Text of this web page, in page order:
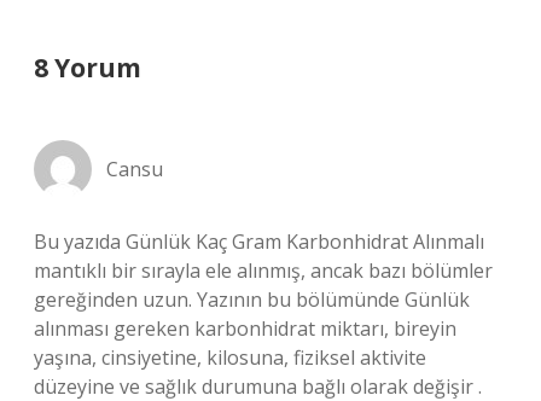
8 Yorum
Cansu
Bu yazıda Günlük Kaç Gram Karbonhidrat Alınmalı
mantıklı bir sırayla ele alınmış, ancak bazı bölümler
gereğinden uzun. Yazının bu bölümünde Günlük
alınması gereken karbonhidrat miktarı, bireyin
yaşına, cinsiyetine, kilosuna, fiziksel aktivite
düzeyine ve sağlık durumuna bağlı olarak değişir .